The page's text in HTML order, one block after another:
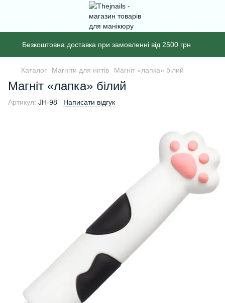
Безкоштовна доставка при замовленні від 2500 грн
Каталог Магніти для нігтів Магніт «лапка» білий
Магніт «лапка» білий
Артикул: JH-98 Написати відгук